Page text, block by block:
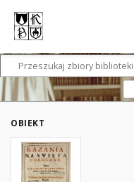
OBIEKT